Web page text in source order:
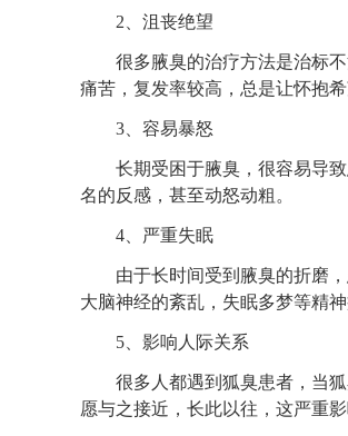
2、沮丧绝望
很多腋臭的治疗方法是治标不
痛苦，复发率较高，总是让怀抱
3、容易暴怒
长期受困于腋臭，很容易导致
名的反感，甚至动怒动粗。
4、严重失眠
由于长时间受到腋臭的折磨，
大脑神经的紊乱，失眠多梦等精
5、影响人际关系
很多人都遇到狐臭患者，当狐
愿与之接近，长此以往，这严重